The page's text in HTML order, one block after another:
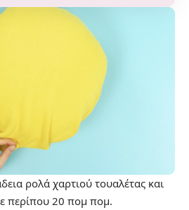
ρολά χαρτιού τουαλέτας και
περίπου 20 πομ πομ.